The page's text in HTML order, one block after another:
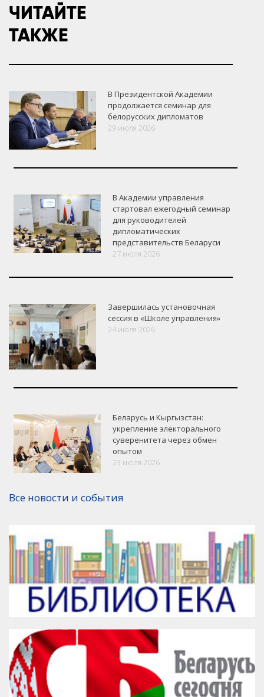
VK Google+ Facebook
ЧИТАЙТЕ
ТАКЖЕ
В Президентской Академии
продолжается семинар для
белорусских дипломатов
29 июля 2026
В Академии управления
стартовал ежегодный семинар
для руководителей
дипломатических
представительств Беларуси
27 июля 2026
Завершилась установочная
сессия в «Школе управления»
24 июля 2026
Беларусь и Кыргызстан:
укрепление электорального
суверенитета через обмен
опытом
23 июля 2026
Все новости и события